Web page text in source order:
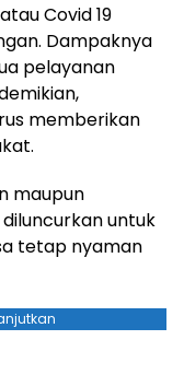
Covid 19
Dampaknya
pelayanan
memberikan
maupun
untuk
tetap nyaman